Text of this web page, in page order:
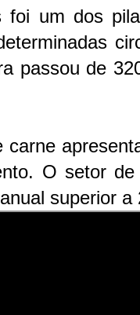
foi um dos
passou de
O setor
superior a